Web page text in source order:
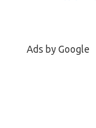
Ads by Google